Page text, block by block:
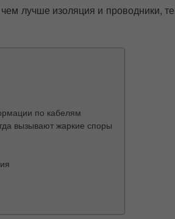
лучше изоляция и проводники,
по кабелям
вызывают жаркие споры